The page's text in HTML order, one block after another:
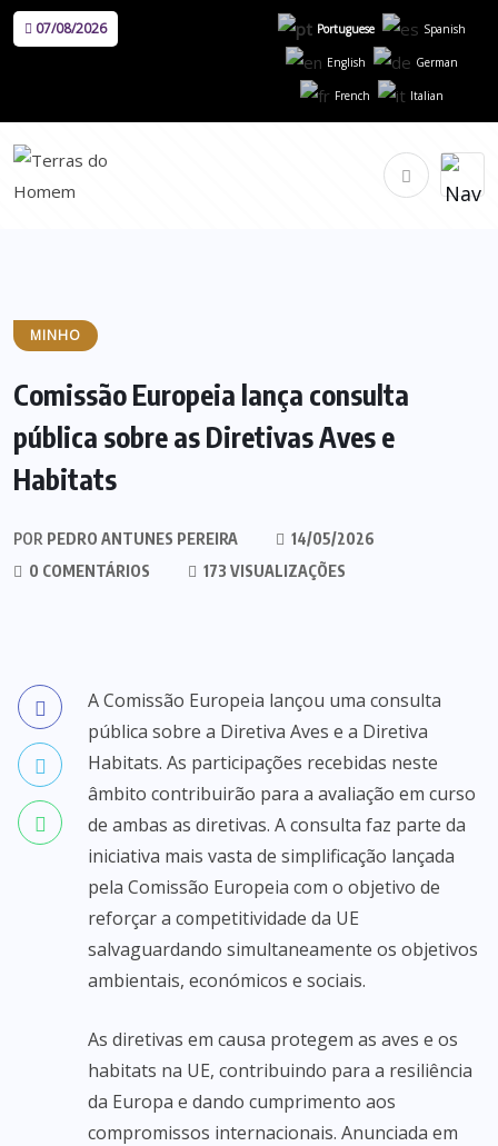
07/08/2026 Portuguese Spanish
English German
French Italian
MINHO
Comissão Europeia lança consulta
pública sobre as Diretivas Aves e
Habitats
POR PEDRO ANTUNES PEREIRA
14/05/2026
0 COMENTÁRIOS
173 VISUALIZAÇÕES
A Comissão Europeia lançou uma consulta
pública sobre a Diretiva Aves e a Diretiva
Habitats. As participações recebidas neste
âmbito contribuirão para a avaliação em curso
de ambas as diretivas. A consulta faz parte da
iniciativa mais vasta de simplificação lançada
pela Comissão Europeia com o objetivo de
reforçar a competitividade da UE
salvaguardando simultaneamente os objetivos
ambientais, económicos e sociais.
As diretivas em causa protegem as aves e os
habitats na UE, contribuindo para a resiliência
da Europa e dando cumprimento aos
compromissos internacionais. Anunciada em